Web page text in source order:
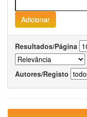
Resultados/Página
Autores/Registo